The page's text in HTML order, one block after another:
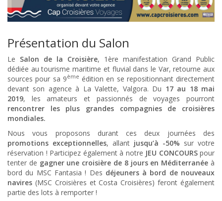
Présentation du Salon
Le Salon de la Croisière, 1ère manifestation Grand Public
dédiée au tourisme maritime et fluvial dans le Var, retourne aux
sources pour sa 9ème édition en se repositionnant directement
devant son agence à La Valette, Valgora. Du 17 au 18 mai
2019, les amateurs et passionnés de voyages pourront
rencontrer les plus grandes compagnies de croisières
mondiales.
Nous vous proposons durant ces deux journées des
promotions exceptionnelles, allant jusqu’à -50% sur votre
réservation ! Participez également à notre JEU CONCOURSpour
tenter de gagner une croisière de 8 jours en Méditerranée à
bord du MSC Fantasia ! Des déjeuners à bord de nouveaux
navires (MSC Croisières et Costa Croisières) feront également
partie des lots à remporter !